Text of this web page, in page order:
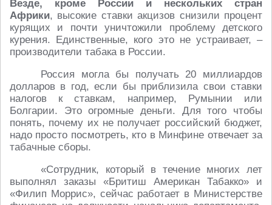
Везде, кроме России
и нескольких стран
Африки, высокие ставки акцизов снизили процент
курящих и почти уничтожили проблему детского
курения. Единственные, кого это не устраивает, –
производители табака в России.
Россия могла бы получать 20 миллиардов
долларов в год, если бы приблизила свои ставки
налогов к ставкам, например, Румынии или
Болгарии. Это огромные деньги. Для того чтобы
понять, почему их не получает российский бюджет,
надо просто посмотреть, кто в Минфине отвечает за
табачные сборы.
«Сотрудник, который в течение многих лет
выполнял заказы «Бритиш Американ Табакко» и
«Филип Моррис», сейчас работает в Министерстве